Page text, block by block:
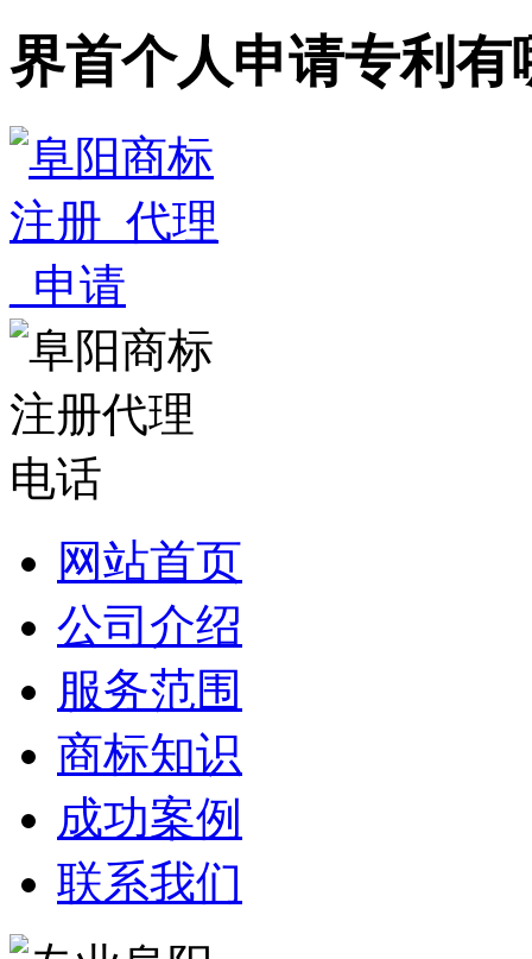
界首个人申请专利有
网站首页
公司介绍
服务范围
商标知识
成功案例
联系我们